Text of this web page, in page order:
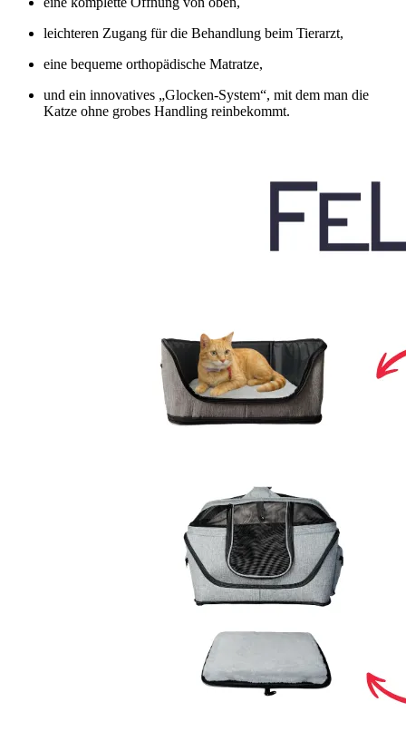
leichteren Zugang für die Behandlung beim Tierarzt,
eine bequeme orthopädische Matratze,
und ein innovatives „Glocken-System“, mit dem man die
Katze ohne grobes Handling reinbekommt.